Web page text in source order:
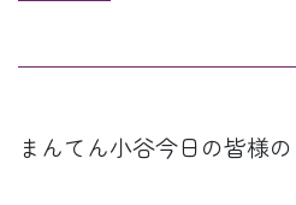
まんてん小谷今日の皆様